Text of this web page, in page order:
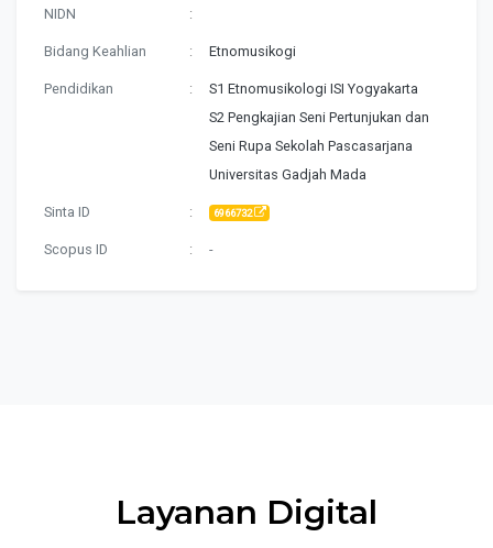
NIDN :
Bidang Keahlian : Etnomusikogi
Pendidikan :
S1 Etnomusikologi ISI Yogyakarta
S2 Pengkajian Seni Pertunjukan dan
Seni Rupa Sekolah Pascasarjana
Universitas Gadjah Mada
Sinta ID : 6966732
Scopus ID : -
Layanan Digital